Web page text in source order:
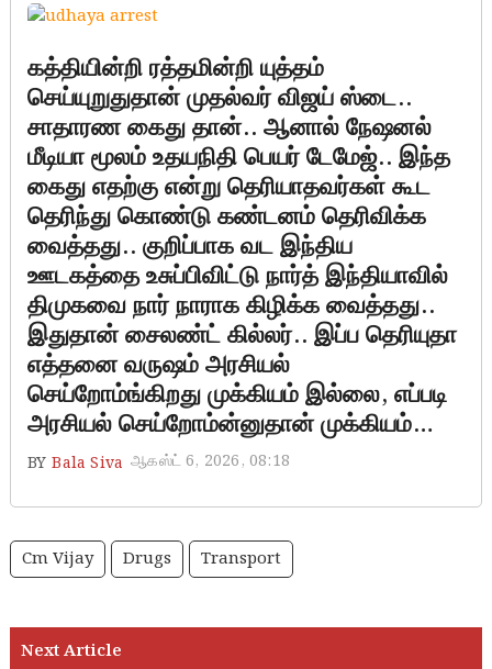
கத்தியின்றி ரத்தமின்றி யுத்தம்
செய்யுறுதுதான் முதல்வர் விஜய் ஸ்டை..
சாதாரண கைது தான்.. ஆனால் நேஷனல்
மீடியா மூலம் உதயநிதி பெயர் டேமேஜ்.. இந்த
கைது எதற்கு என்று தெரியாதவர்கள் கூட
தெரிந்து கொண்டு கண்டனம் தெரிவிக்க
வைத்தது.. குறிப்பாக வட இந்திய
ஊடகத்தை உசுப்பிவிட்டு நார்த் இந்தியாவில்
திமுகவை நார் நாராக கிழிக்க வைத்தது..
இதுதான் சைலண்ட் கில்லர்.. இப்ப தெரியுதா
எத்தனை வருஷம் அரசியல்
செய்றோம்ங்கிறது முக்கியம் இல்லை, எப்படி
அரசியல் செய்றோம்ன்னுதான் முக்கியம்…
BY Bala Siva ஆகஸ்ட் 6, 2026, 08:18
Cm Vijay Drugs Transport